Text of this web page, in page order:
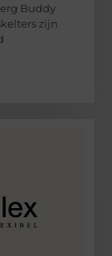
Buddy
zijn